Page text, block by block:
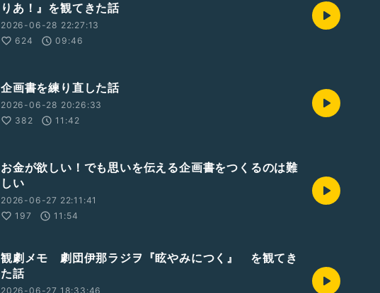
りあ！』を観てきた話
2026-06-28 22:27:13
624
09:46
企画書を練り直した話
2026-06-28 20:26:33
382
11:42
お金が欲しい！でも思いを伝える企画書をつくるのは難
しい
2026-06-27 22:11:41
197
11:54
観劇メモ 劇団伊那ラジヲ『眩やみにつく』 を観てき
た話
2026-06-27 18:33:46